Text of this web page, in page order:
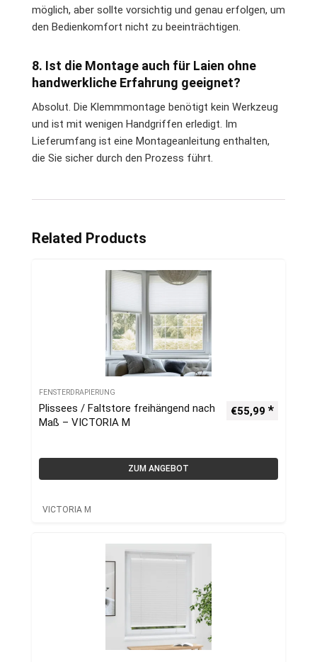
möglich, aber sollte vorsichtig und genau erfolgen, um
den Bedienkomfort nicht zu beeinträchtigen.
8. Ist die Montage auch für Laien ohne
handwerkliche Erfahrung geeignet?
Absolut. Die Klemmmontage benötigt kein Werkzeug
und ist mit wenigen Handgriffen erledigt. Im
Lieferumfang ist eine Montageanleitung enthalten,
die Sie sicher durch den Prozess führt.
Related Products
FENSTERDRAPIERUNG
Plissees / Faltstore freihängend nach
Maß – VICTORIA M
€55,99
ZUM ANGEBOT
VICTORIA M